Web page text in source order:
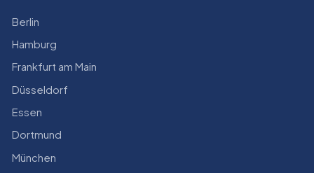
Berlin
Hamburg
Frankfurt am Main
Düsseldorf
Essen
Dortmund
München